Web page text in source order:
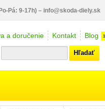
a doručenie Kontakt Blog
Hľadať
Pá: 9-17h) – info@skoda-diely.sk